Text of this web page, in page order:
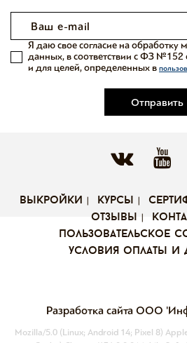
Отправить
Я даю свое согласие на обработку
данных, в соответствии с ФЗ №152
и для целей, определенных в
выкройки курсы
отзывы
пользовательское
условия оплаты и
Разработка сайта ООО
Mozilla/5.0 (Linux; Android 14; Pixel 8)